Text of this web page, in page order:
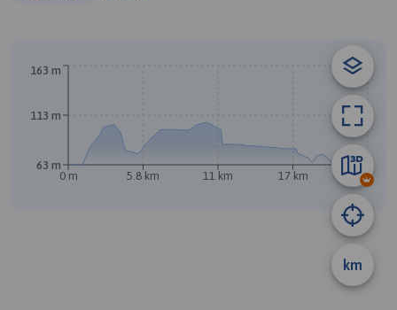
km
0 m 5.8 km 11 km 17 km 23 km
63 m
113 m
163 m